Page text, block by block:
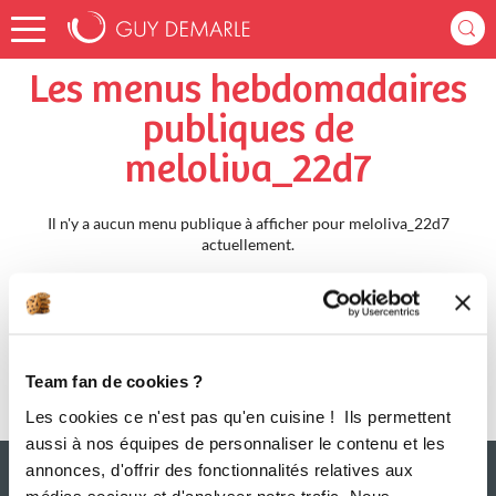
Team fan de cookies ?
Les cookies ce n'est pas qu'en cuisine ! Ils permettent
aussi à nos équipes de personnaliser le contenu et les
annonces, d'offrir des fonctionnalités relatives aux
Accueil meloliva_22d7 Menus Hebdomadaires
Les menus hebdomadaires
publiques de
meloliva_22d7
Il n'y a aucun menu publique à afficher pour meloliva_22d7
actuellement.